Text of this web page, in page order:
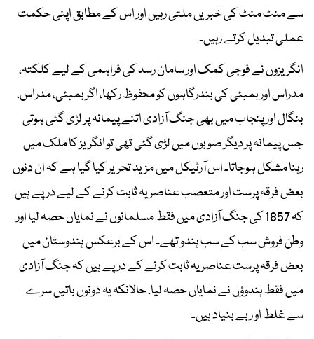
سے منٹ منٹ کی خبریں ملتی رہیں اور اس کے مطابق اپنی حکمت
عملی تبدیل کرتے رہیں۔
انگریزوں نے فوجی کمک اور سامان رسد کی فراہمی کے لیے کلکتہ،
مدراس اور بمبئی کی بندرگاہوں کو محفوظ رکھا، اگر بمبئی، مدراس،
بنگال اور پنجاب میں بھی جنگ آزادی اتنے پیمانہ پر لڑی گئی ہوتی
جس پیمانہ پر دیگر صوبوں میں لڑی گئی تھی تو انگریز کا ملک میں
رہنا مشکل ہوجاتا۔ اس آرٹیکل میں مزید تحریر کیا گیا ہے کہ ان دنوں
بعض فرقہ پرست اور متعصب عناصر یہ ثابت کرنے کے لیے درپے ہیں
کہ 1857 کی جنگ آزادی میں فقط مسلمانوں نے نمایاں حصہ لیا اور
وطن فروش سب کے سب ہندو تھے۔ اس کے برعکس ہندوستان میں
بعض فرقہ پرست عناصر یہ ثابت کرنے کے درپے ہیں کہ جنگ آزادی
میں فقط ہندوؤں نے نمایاں حصہ لیا، حالانکہ یہ دونوں باتیں سرے
سے غلط او ر بے بنیاد ہیں۔